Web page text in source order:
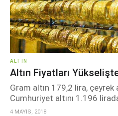
ALTIN
Altın Fiyatları
Gram altın 179,2 lira, çeyrek
Cumhuriyet altını 1.196
4 MAYIS, 2018